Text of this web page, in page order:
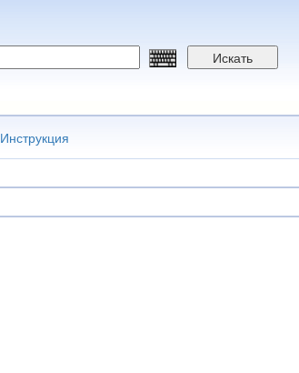
Искать
Инструкция